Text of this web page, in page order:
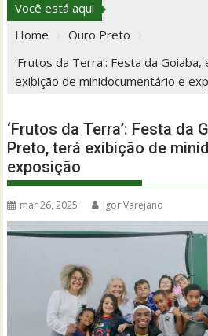
Você está aqui
Home
Ouro Preto
‘Frutos da Terra’: Festa da
exibição de minidocumentário e
‘Frutos da Terra’: Festa da
Preto, terá exibição de
exposição
mar 26, 2025 Igor Varejano